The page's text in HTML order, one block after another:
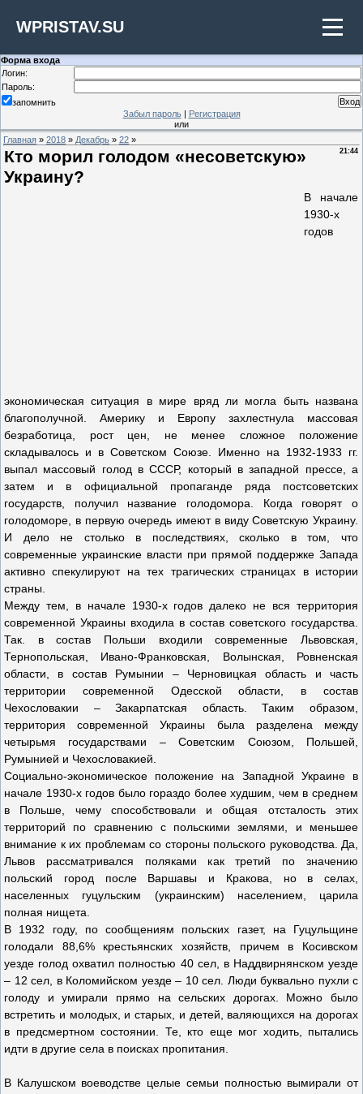
WPRISTAV.SU
Форма входа
Логин:
Пароль:
запомнить
Забыл пароль| Регистрация
или
Главная » 2018 » Декабрь » 22 »
21:44
Кто морил голодом «несоветскую»
Украину?
В начале
1930-х
годов
экономическая ситуация в мире вряд ли могла быть названа
благополучной. Америку и Европу захлестнула массовая
безработица, рост цен, не менее сложное положение
складывалось и в Советском Союзе. Именно на 1932-1933 гг.
выпал массовый голод в СССР, который в западной прессе, а
затем и в официальной пропаганде ряда постсоветских
государств, получил название голодомора. Когда говорят о
голодоморе, в первую очередь имеют в виду Советскую Украину.
И дело не столько в последствиях, сколько в том, что
современные украинские власти при прямой поддержке Запада
активно спекулируют на тех трагических страницах в истории
страны.
Между тем, в начале 1930-х годов далеко не вся территория
современной Украины входила в состав советского государства.
Так. в состав Польши входили современные Львовская,
Тернопольская, Ивано-Франковская, Волынская, Ровненская
области, в состав Румынии – Черновицкая область и часть
территории современной Одесской области, в состав
Чехословакии – Закарпатская область. Таким образом,
территория современной Украины была разделена между
четырьмя государствами – Советским Союзом, Польшей,
Румынией и Чехословакией.
Социально-экономическое положение на Западной Украине в
начале 1930-х годов было гораздо более худшим, чем в среднем
в Польше, чему способствовали и общая отсталость этих
территорий по сравнению с польскими землями, и меньшее
внимание к их проблемам со стороны польского руководства. Да,
Львов рассматривался поляками как третий по значению
польский город после Варшавы и Кракова, но в селах,
населенных гуцульским (украинским) населением, царила
полная нищета.
В 1932 году, по сообщениям польских газет, на Гуцульщине
голодали 88,6% крестьянских хозяйств, причем в Косивском
уезде голод охватил полностью 40 сел, в Наддвирнянском уезде
– 12 сел, в Коломийском уезде – 10 сел. Люди буквально пухли с
голоду и умирали прямо на сельских дорогах. Можно было
встретить и молодых, и старых, и детей, валяющихся на дорогах
в предсмертном состоянии. Те, кто еще мог ходить, пытались
идти в другие села в поисках пропитания.
В Калушском воеводстве целые семьи полностью вымирали от